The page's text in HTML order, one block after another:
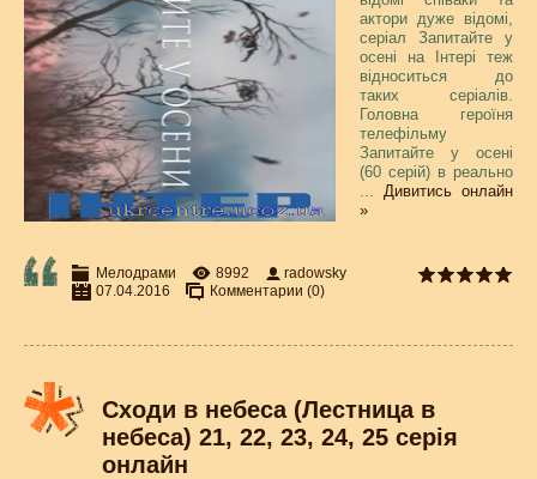
актори дуже відомі,
серіал Запитайте у
осені на Інтері теж
відноситься до
таких серіалів.
Головна героїня
телефільму
Запитайте у осені
(60 серій) в реально
... Дивитись онлайн
»
Мелодрами 8992
radowsky
07.04.2016
Комментарии (0)
Сходи в небеса (Лестница в
небеса) 21, 22, 23, 24, 25 серія
онлайн